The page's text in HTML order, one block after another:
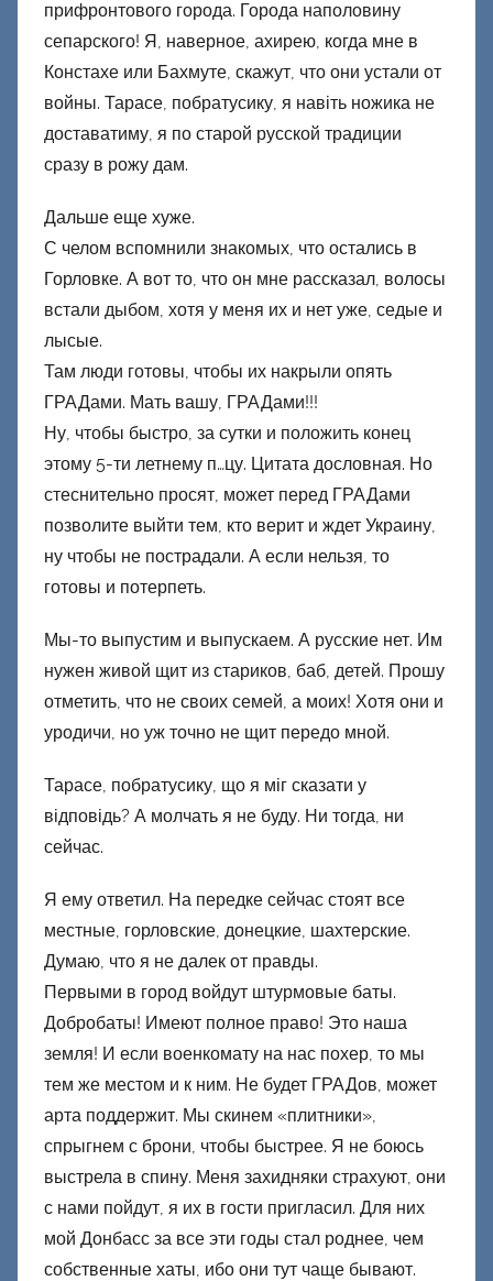
прифронтового города. Города наполовину
сепарского! Я, наверное, ахирею, когда мне в
Констахе или Бахмуте, скажут, что они устали от
войны. Тарасе, побратусику, я навіть ножика не
доставатиму, я по старой русской традиции
сразу в рожу дам.
Дальше еще хуже.
С челом вспомнили знакомых, что остались в
Горловке. А вот то, что он мне рассказал, волосы
встали дыбом, хотя у меня их и нет уже, седые и
лысые.
Там люди готовы, чтобы их накрыли опять
ГРАДами. Мать вашу, ГРАДами!!!
Ну, чтобы быстро, за сутки и положить конец
этому 5-ти летнему п…цу. Цитата дословная. Но
стеснительно просят, может перед ГРАДами
позволите выйти тем, кто верит и ждет Украину,
ну чтобы не пострадали. А если нельзя, то
готовы и потерпеть.
Мы-то выпустим и выпускаем. А русские нет. Им
нужен живой щит из стариков, баб, детей. Прошу
отметить, что не своих семей, а моих! Хотя они и
уродичи, но уж точно не щит передо мной.
Тарасе, побратусику, що я міг сказати у
відповідь? А молчать я не буду. Ни тогда, ни
сейчас.
Я ему ответил. На передке сейчас стоят все
местные, горловские, донецкие, шахтерские.
Думаю, что я не далек от правды.
Первыми в город войдут штурмовые баты.
Добробаты! Имеют полное право! Это наша
земля! И если военкомату на нас похер, то мы
тем же местом и к ним. Не будет ГРАДов, может
арта поддержит. Мы скинем «плитники»,
спрыгнем с брони, чтобы быстрее. Я не боюсь
выстрела в спину. Меня захидняки страхуют, они
с нами пойдут, я их в гости пригласил. Для них
мой Донбасс за все эти годы стал роднее, чем
собственные хаты, ибо они тут чаще бывают.